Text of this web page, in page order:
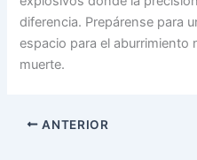
diferencia. Prepárense para
espacio para el aburrimiento
muerte.
ANTERIOR